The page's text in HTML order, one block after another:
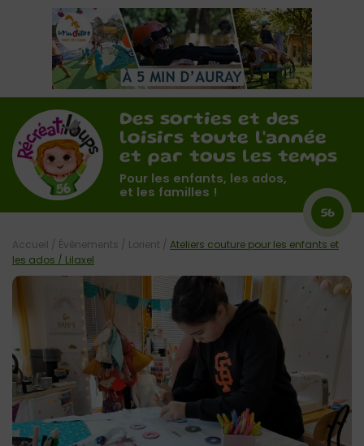
Des sorties et des
loisirs toute l'année
et par tous les temps
Pour les enfants, les ados,
et les familles !
56
Accueil / Évènements / Lorient / Ateliers couture pour les enfants et
les ados / Lilaxel